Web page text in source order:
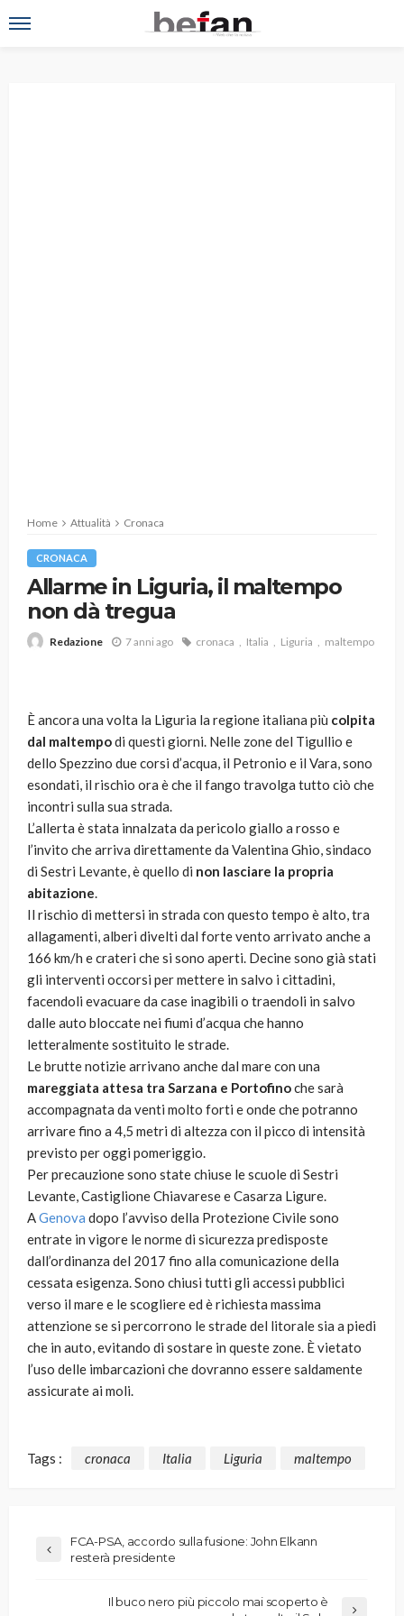
Home Attualità Cronaca
CRONACA
Allarme in Liguria, il maltempo
non dà tregua
Redazione 7 anni ago cronaca Italia Liguria maltempo
È ancora una volta la Liguria la regione italiana più colpita
dal maltempodi questi giorni. Nelle zone del Tigullio e
dello Spezzino due corsi d’acqua, il Petronio e il Vara, sono
esondati, il rischio ora è che il fango travolga tutto ciò che
incontri sulla sua strada.
L’allerta è stata innalzata da pericolo giallo a rosso e
l’invito che arriva direttamente da Valentina Ghio, sindaco
di Sestri Levante, è quello di non lasciare la propria
abitazione.
Il rischio di mettersi in strada con questo tempo è alto, tra
allagamenti, alberi divelti dal forte vento arrivato anche a
166 km/h e crateri che si sono aperti. Decine sono già stati
gli interventi occorsi per mettere in salvo i cittadini,
facendoli evacuare da case inagibili o traendoli in salvo
dalle auto bloccate nei fiumi d’acqua che hanno
letteralmente sostituito le strade.
Le brutte notizie arrivano anche dal mare con una
mareggiata attesa tra Sarzana e Portofinoche sarà
accompagnata da venti molto forti e onde che potranno
arrivare fino a 4,5 metri di altezza con il picco di intensità
previsto per oggi pomeriggio.
Per precauzione sono state chiuse le scuole di Sestri
Levante, Castiglione Chiavarese e Casarza Ligure.
AGenova dopo l’avviso della Protezione Civile sono
entrate in vigore le norme di sicurezza predisposte
dall’ordinanza del 2017 fino alla comunicazione della
cessata esigenza. Sono chiusi tutti gli accessi pubblici
verso il mare e le scogliere ed è richiesta massima
attenzione se si percorrono le strade del litorale sia a piedi
che in auto, evitando di sostare in queste zone. È vietato
l’uso delle imbarcazioni che dovranno essere saldamente
assicurate ai moli.
Tags : cronaca Italia Liguria maltempo
FCA-PSA, accordo sulla fusione: John Elkann
resterà presidente
Il buco nero più piccolo mai scoperto è